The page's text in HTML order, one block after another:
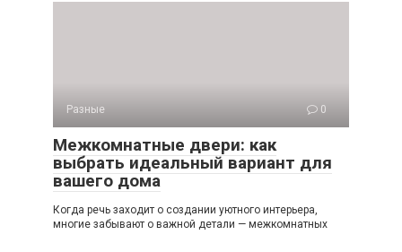
Разные 0
Межкомнатные двери: как
выбрать идеальный вариант для
вашего дома
Когда речь заходит о создании уютного интерьера,
многие забывают о важной детали — межкомнатных